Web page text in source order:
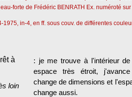
forte de Frédéric BENRATH Ex. numéroté
in-4, en ff. sous couv. de différentes
à
loin
: je me trouve à l'intérieur
espace très étroit,
change de dimensions et
change aussi.